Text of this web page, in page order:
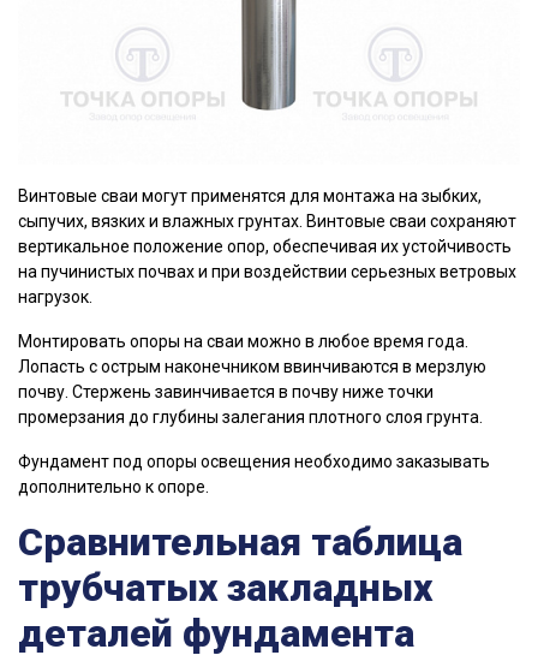
Винтовые сваи могут применятся для монтажа на зыбких,
сыпучих, вязких и влажных грунтах. Винтовые сваи сохраняют
вертикальное положение опор, обеспечивая их устойчивость
на пучинистых почвах и при воздействии серьезных ветровых
нагрузок.
Монтировать опоры на сваи можно в любое время года.
Лопасть с острым наконечником ввинчиваются в мерзлую
почву. Стержень завинчивается в почву ниже точки
промерзания до глубины залегания плотного слоя грунта.
Фундамент под опоры освещения необходимо заказывать
дополнительно к опоре.
Сравнительная таблица
трубчатых закладных
деталей фундамента